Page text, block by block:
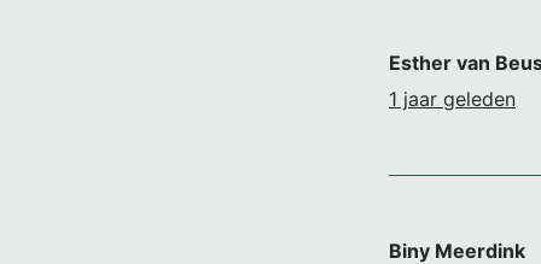
Esther van
1 jaar geleden
Biny Meerdink